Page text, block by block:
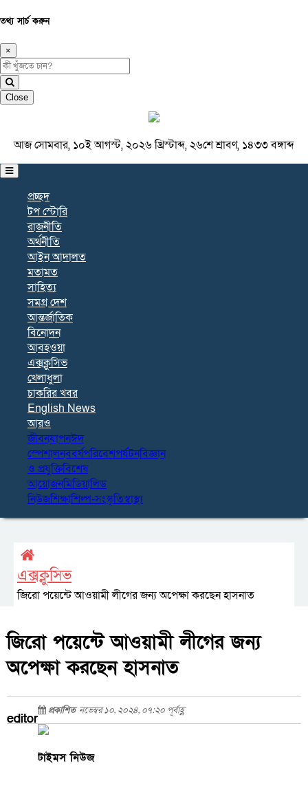
তথ্য সার্চ করুন
×
Close
আজ সোমবার, ১০ই আগস্ট, ২০২৬ খ্রিস্টাব্দ, ২৬শে শ্রাবণ, ১৪৩৩ বঙ্গাব্দ
প্রচ্ছদ
টপ স্টোরি
রাজনীতি
অর্থনীতি
আইন আদালত
মতামত
সাহিত্য
সমগ্র দেশ
আন্তর্জাতিক
বিনোদন
আবহওয়া
এক্সক্লুসিভ
খেলাধুলা
চাকরির খবর
English News
আরও
জীবনযাপনঈদ
স্পেশালনববর্ষপরিবেশপর্যটনবিজ্ঞান
ও প্রযুক্তিবিশেষ
আয়োজনমিডিয়ালিড
নিউজশিক্ষাশিল্প-সংস্কৃতিস্বাস্থ্য
এক্সক্লুসিভ
জিরো পয়েন্টে আওয়ামী লীগের জন্য অপেক্ষা করছেন হাসনাত
জিরো পয়েন্টে আওয়ামী লীগের জন্য
অপেক্ষা করছেন হাসনাত
editor
প্রকাশিত নভেম্বর ১০, ২০২৪, ০৭:২০ পূর্বাহ্ণ
টাইমস নিউজ